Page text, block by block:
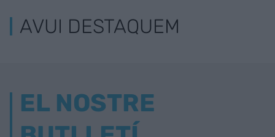
AVUI DESTAQUEM
EL NOSTRE